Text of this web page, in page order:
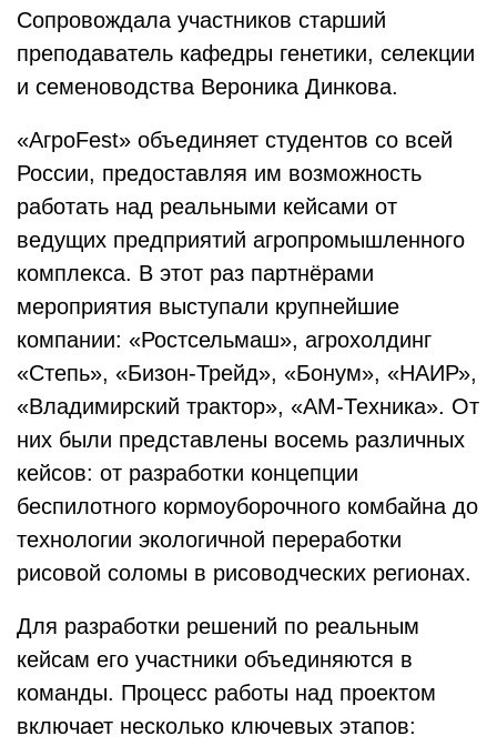
Сопровождала участников старший
преподаватель кафедры генетики, селекции
и семеноводства Вероника Динкова.
«АгроFest» объединяет студентов со всей
России, предоставляя им возможность
работать над реальными кейсами от
ведущих предприятий агропромышленного
комплекса. В этот раз партнёрами
мероприятия выступали крупнейшие
компании: «Ростсельмаш», агрохолдинг
«Степь», «Бизон-Трейд», «Бонум», «НАИР»,
«Владимирский трактор», «АМ-Техника». От
них были представлены восемь различных
кейсов: от разработки концепции
беспилотного кормоуборочного комбайна до
технологии экологичной переработки
рисовой соломы в рисоводческих регионах.
Для разработки решений по реальным
кейсам его участники объединяются в
команды. Процесс работы над проектом
включает несколько ключевых этапов: